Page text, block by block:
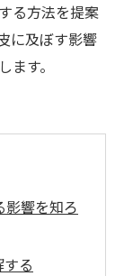
る方法を提案
に及ぼす影響
す。
響を知ろ
る